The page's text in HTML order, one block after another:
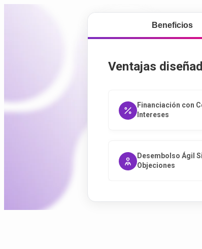
Beneficios
Ventajas
Financiación con
Intereses
Desembolso Ágil
Objeciones